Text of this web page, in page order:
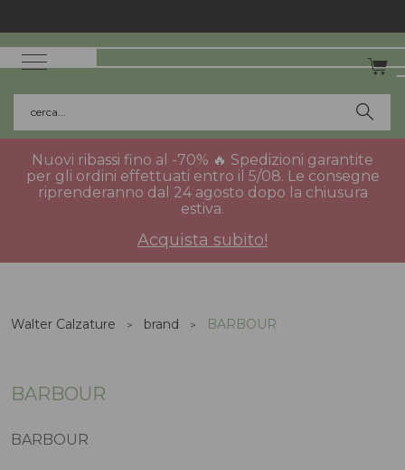
cerca...
Nuovi ribassi fino al -70% 🔥 Spedizioni garantite
per gli ordini effettuati entro il 5/08. Le consegne
riprenderanno dal 24 agosto dopo la chiusura
estiva.
Acquista subito!
Walter Calzature brand BARBOUR
BARBOUR
BARBOUR